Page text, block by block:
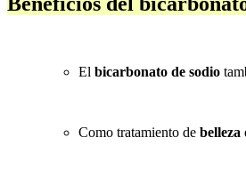
El bicarbonato de sodio
Como tratamiento de belleza